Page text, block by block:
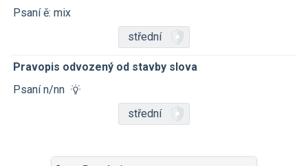
Psaní ě: mix
střední
Pravopis odvozený od stavby slova
Psaní n/nn
střední